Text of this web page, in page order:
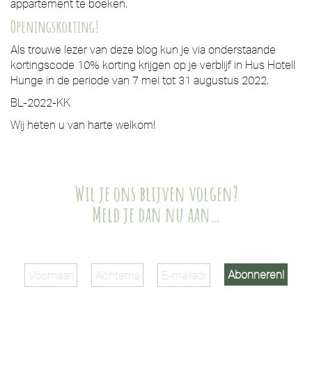
appartement te boeken.
Openingskorting!
Als trouwe lezer van deze blog kun je via onderstaande
kortingscode 10% korting krijgen op je verblijf in Hus Hotell
Hunge in de periode van 7 mei tot 31 augustus 2022.
BL-2022-KK
Wij heten u van harte welkom!
Wil je ons blijven volgen?
Meld je dan nu aan…